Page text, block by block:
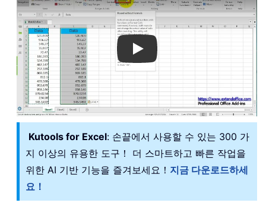
Play
Kutools for Excel: 손끝에서 사용할 수 있는 300 가
지 이상의 유용한 도구！ 더 스마트하고 빠른 작업을
위한 AI 기반 기능을 즐겨보세요！ 지금 다운로드하세
요！